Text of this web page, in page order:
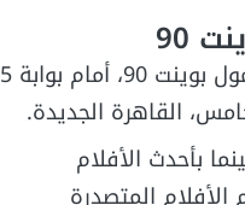
90
يوجد مركز بريمير سينما في مول بوينت 90، أمام بوابة 5
القاهرة الجديدة.
بأحدث الأفلام